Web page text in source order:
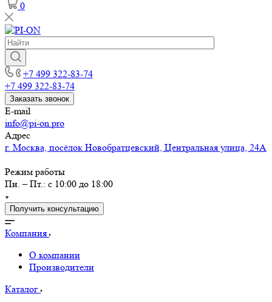
0
+7 499 322-83-74
+7 499 322-83-74
Заказать звонок
E-mail
info@pi-on.pro
Адрес
г. Москва, посёлок Новобратцевский, Центральная улица, 24А
Режим работы
Пн. – Пт.: с 10:00 до 18:00
Получить консультацию
Компания
О компании
Производители
Каталог